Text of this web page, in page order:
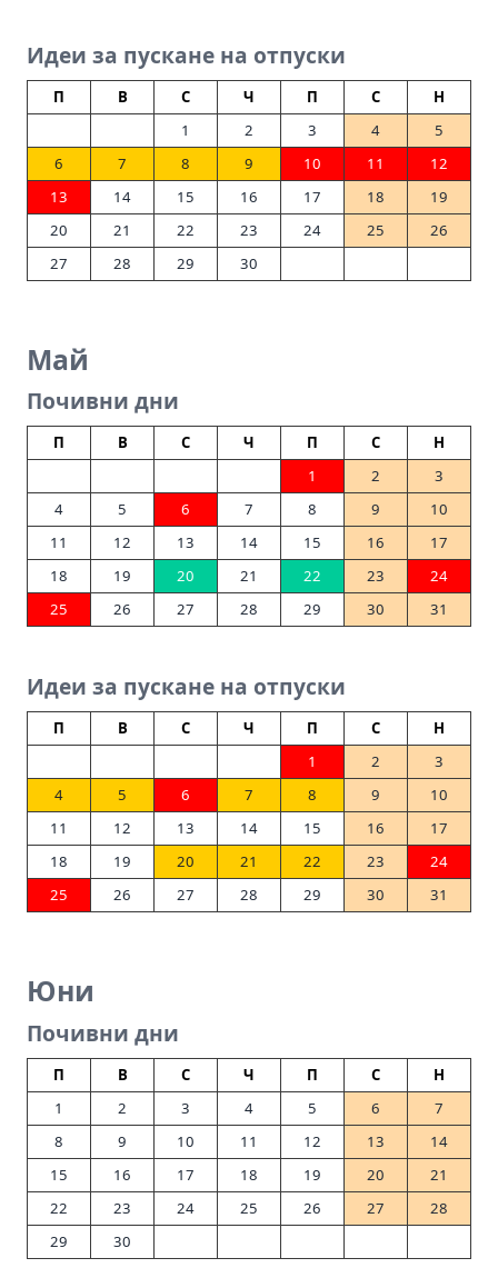
Идеи за пускане на отпуски
П В С Ч П С
Н
1
2 3 4
5
6
7 8 9 10 11
12
13
14 15 16 17 18
19
20
21 22 23 24 25
26
27
28 29 30
Май
Почивни дни
П В С Ч П С
Н
1
2
3
4
5 6 7 8 9
10
11
12 13 14 15 16
17
18
19 20 21 22 23
24
25
26 27 28 29 30 31
Идеи за пускане на отпуски
П В С Ч П С
Н
1
2
3
4
5 6 7 8 9
10
11
12 13 14 15 16
17
18
19 20 21 22 23
24
25
26 27 28 29 30 31
Юни
Почивни дни
П В С Ч П С
Н
1
2 3 4 5 6
7
8
9 10 11 12 13
14
15
16 17 18 19 20
21
22
23 24 25 26 27
28
29
30